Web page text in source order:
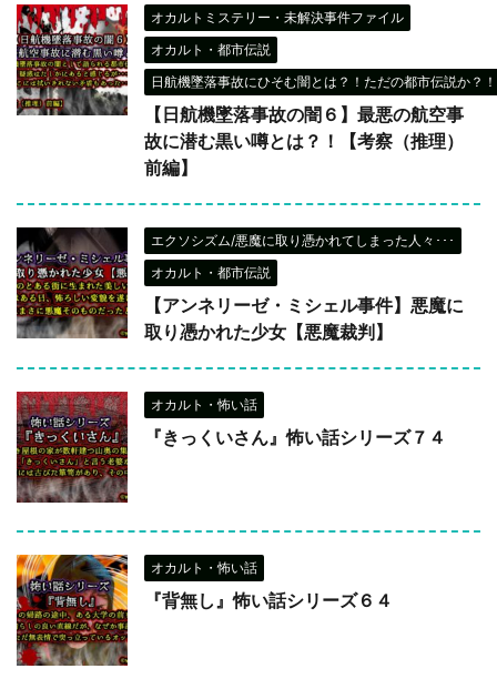
オカルトミステリー・未解決事件ファイル
オカルト・都市伝説
日航機墜落事故にひそむ闇とは？！ただの都市伝説か？
【日航機墜落事故の闇６】最悪の航空事
故に潜む黒い噂とは？！【考察（推理）
前編】
エクソシズム/悪魔に取り憑かれてしまった人々･･･
オカルト・都市伝説
【アンネリーゼ・ミシェル事件】悪魔に
取り憑かれた少女【悪魔裁判】
オカルト・怖い話
『きっくいさん』怖い話シリーズ７４
オカルト・怖い話
『背無し』怖い話シリーズ６４